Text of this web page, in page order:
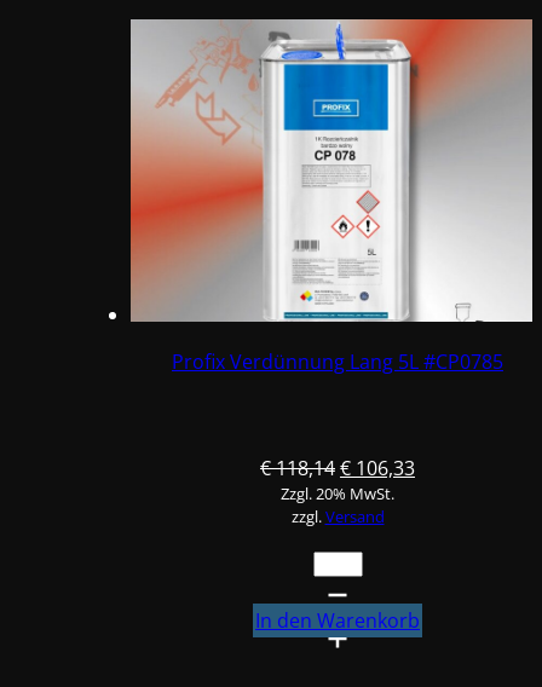
Profix Verdünnung Lang 5L #CP0785
€118,14Ursprünglicher
Preis
war:
€ 118,14
€ 106,33Aktueller
Zzgl. 20% MwSt.
zzgl.Versand
Profix
Verdünnung
Lang
5L
In den Warenkorb